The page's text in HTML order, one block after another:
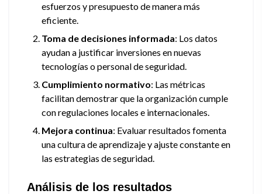
esfuerzos y presupuesto de manera más
eficiente.
Toma de decisiones informada: Los datos
ayudan a justificar inversiones en nuevas
tecnologías o personal de seguridad.
Cumplimiento normativo: Las métricas
facilitan demostrar que la organización cumple
con regulaciones locales e internacionales.
Mejora continua: Evaluar resultados fomenta
una cultura de aprendizaje y ajuste constante en
las estrategias de seguridad.
Análisis de los resultados